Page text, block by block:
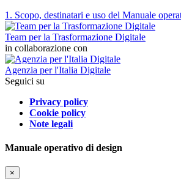
1. Scopo, destinatari e uso del Manuale
Team per la Trasformazione Digitale
in collaborazione con
Agenzia per l'Italia Digitale
Seguici su
Privacy policy
Cookie policy
Note legali
Manuale operativo di design
×